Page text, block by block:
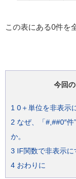
この表にある0件を
今回
1 0＋単位を非表示
2 なぜ、「#,##0″
か。
3 IF関数で非表示
4 おわりに